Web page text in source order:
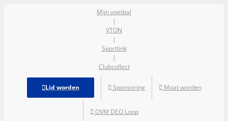
Mijn voetbal
|
VTON
|
Sportlink
|
Clubcollect
Lid worden Sponsoring Moat worden
OVM DEO Loop